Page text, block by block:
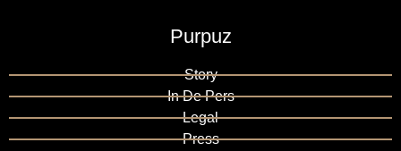
Purpuz
Story
In De Pers
Legal
Press